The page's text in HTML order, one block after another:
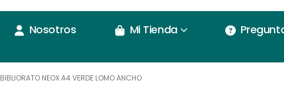
Nosotros Mi Tienda
BIBLIORATO NEOX A4 VERDE LOMO ANCHO